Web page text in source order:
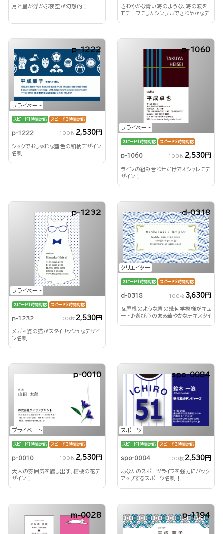
月と星が浮かぶ夜空が幻想的！
さわやかな青い海のような、海の波を
モチーフにしたシンプルでさわやかなデ
プライベート
p-1222
スピード1時間対応 スピード3時間対応
p-1222 100枚 2,530円
シックでおしゃれな藍色の和柄デザイン
名刺
プライベート
p-1060
スピード1時間対応 スピード3時間対応
p-1060 100枚 2,530円
ラインの組み合わせだけでオシャレにデ
ザイン！
プライベート
p-1232
スピード1時間対応 スピード3時間対応
p-1232 100枚 2,530円
メガネ姿の猫がスタイリッシュなデザイ
ン名刺
クリエイター
d-0318
スピード1時間対応 スピード3時間対応
d-0318 100枚 3,630円
瓦屋根のような青の幾何学模様がキュ
ート♪遊び心のある華やかなテキスタイ
プライベート
p-0010
スピード1時間対応 スピード3時間対応
p-0010 100枚 2,530円
大人の雰囲気を醸し出す、桔梗の花デ
ザイン！
スポーツ
spo-0084
スピード1時間対応 スピード3時間対応
spo-0084 100枚 2,530円
あなたのスポーツライフを強力にバック
アップするスポーツ名刺！
m-0028 p-1194